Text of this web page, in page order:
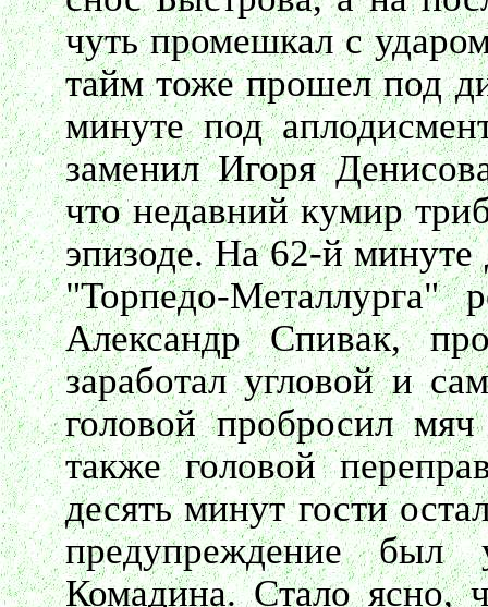
чуть промешкал с
тайм тоже прошел под
минуте под
заменил Игоря
что недавний кумир
эпизоде. На 62-й минуте
"Торпедо-Металлурга"
Александр Спивак,
заработал угловой и
головой пробросил
также головой
десять минут гости
предупреждение был
Комадина. Стало ясно,